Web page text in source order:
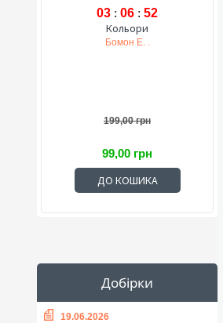
03 : 06 : 51
Кольори
Бомон Е. .
199,00 грн
99,00 грн
ДО КОШИКА
Добірки
19.06.2026